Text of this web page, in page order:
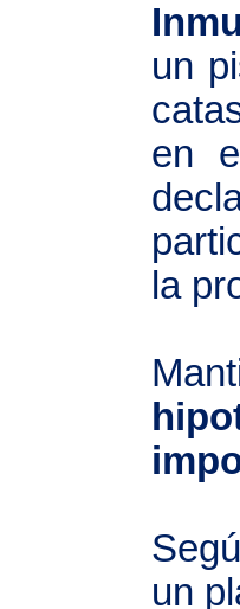
un
en
la
un